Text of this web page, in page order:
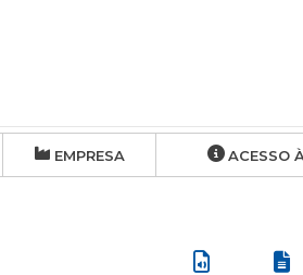
EMPRESA ACESSO